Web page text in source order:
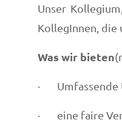
Unser
KollegInnen, die
Was wir bieten
· Umfassende
· eine faire